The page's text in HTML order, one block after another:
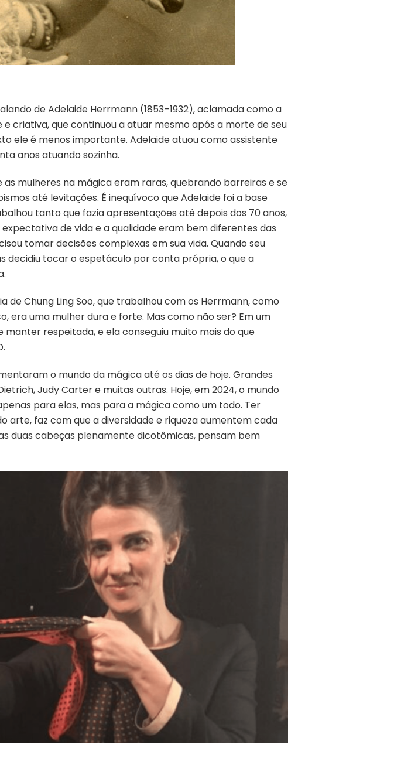
de Adelaide Herrmann (1853–1932), aclamada como a
e criativa, que continuou a atuar mesmo após a morte de seu
ele é menos importante. Adelaide atuou como assistente
anos atuando sozinha.
mulheres na mágica eram raras, quebrando barreiras e se
até levitações. É inequívoco que Adelaide foi a base
tanto que fazia apresentações até depois dos 70 anos,
de vida e a qualidade eram bem diferentes das
tomar decisões complexas em sua vida. Quando seu
decidiu tocar o espetáculo por conta própria, o que a
Chung Ling Soo, que trabalhou com os Herrmann, como
era uma mulher dura e forte. Mas como não ser? Em um
respeitada, e ela conseguiu muito mais do que
o mundo da mágica até os dias de hoje. Grandes
Judy Carter e muitas outras. Hoje, em 2024, o mundo
para elas, mas para a mágica como um todo. Ter
arte, faz com que a diversidade e riqueza aumentem cada
duas cabeças plenamente dicotômicas, pensam bem